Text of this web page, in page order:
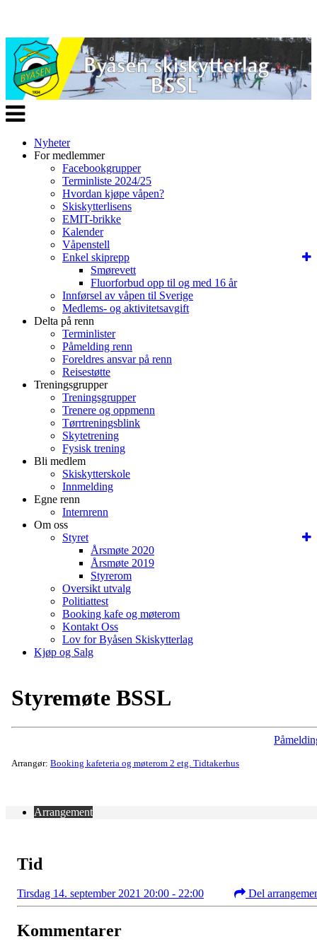
Veksle
navigasjon
Nyheter
For medlemmer
Facebookgrupper
Terminliste 2024/25
Hvordan kjøpe våpen?
Skiskytterlisens
EMIT-brikke
Kalender
Våpenstell
Enkel skiprepp
Smørevett
Fluorforbud opp til og med 16 år
Innførsel av våpen til Sverige
Medlems- og aktivitetsavgift
Delta på renn
Terminlister
Påmelding renn
Foreldres ansvar på renn
Reisestøtte
Treningsgrupper
Treningsgrupper
Trenere og oppmenn
Tørrtreningsblink
Skytetrening
Fysisk trening
Bli medlem
Skiskytterskole
Innmelding
Egne renn
Internrenn
Om oss
Styret
Årsmøte 2020
Årsmøte 2019
Styrerom
Oversikt utvalg
Politiattest
Booking kafe og møterom
Kontakt Oss
Lov for Byåsen Skiskytterlag
Kjøp og Salg
Styremøte BSSL
Arrangør: Booking kafeteria og møterom 2 etg. Tidtakerhus
Arrangement
Tid
Tirsdag 14. september 2021 20:00 - 22:00 Del
Kommentarer